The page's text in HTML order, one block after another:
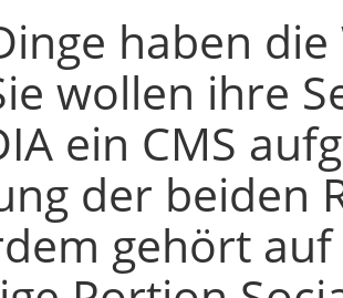
haben
wollen ihre
ein CMS
der beiden
gehört